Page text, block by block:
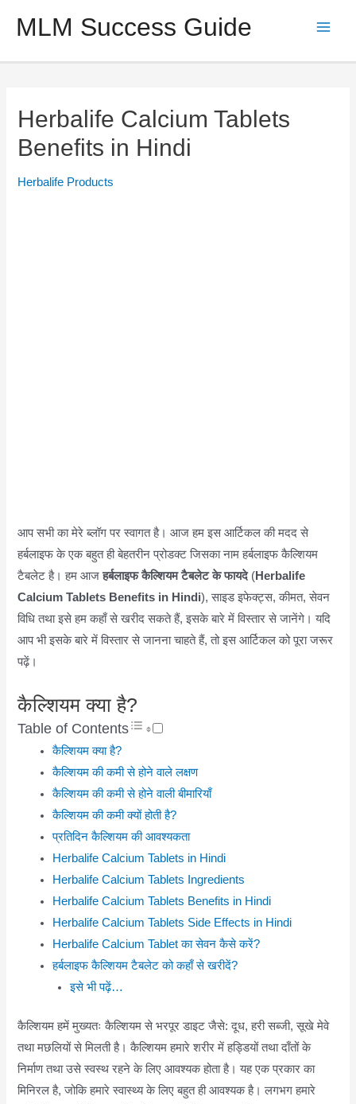
MLM Success Guide
Herbalife Calcium Tablets
Benefits in Hindi
Herbalife Products
आप सभी का मेरे ब्लॉग पर स्वागत है। आज हम इस आर्टिकल की मदद से
हर्बलाइफ के एक बहुत ही बेहतरीन प्रोडक्ट जिसका नाम हर्बलाइफ कैल्शियम
टैबलेट है। हम आजहर्बलाइफ कैल्शियम टैबलेट के फायदे(Herbalife
Calcium Tablets Benefits in Hindi), साइड इफेक्ट्स, कीमत, सेवन
विधि तथा इसे हम कहाँ से खरीद सकते हैं, इसके बारे में विस्तार से जानेंगे। यदि
आप भी इसके बारे में विस्तार से जानना चाहते हैं, तो इस आर्टिकल को पूरा जरूर
पढ़ें।
कैल्शियम क्या है?
Table of Contents
कैल्शियम क्या है?
कैल्शियम की कमी से होने वाले लक्षण
कैल्शियम की कमी से होने वाली बीमारियाँ
कैल्शियम की कमी क्यों होती है?
प्रतिदिन कैल्शियम की आवश्यकता
Herbalife Calcium Tablets in Hindi
Herbalife Calcium Tablets Ingredients
Herbalife Calcium Tablets Benefits in Hindi
Herbalife Calcium Tablets Side Effects in Hindi
Herbalife Calcium Tablet का सेवन कैसे करें?
हर्बलाइफ कैल्शियम टैबलेट को कहाँ से खरीदें?
इसे भी पढ़ें…
कैल्शियम हमें मुख्यतः कैल्शियम से भरपूर डाइट जैसे: दूध, हरी सब्जी, सूखे मेवे
तथा मछलियों से मिलती है। कैल्शियम हमारे शरीर में हड्डियों तथा दाँतों के
निर्माण तथा उसे स्वस्थ रहने के लिए आवश्यक होता है। यह एक प्रकार का
मिनिरल है, जोकि हमारे स्वास्थ्य के लिए बहुत ही आवश्यक है। लगभग हमारे